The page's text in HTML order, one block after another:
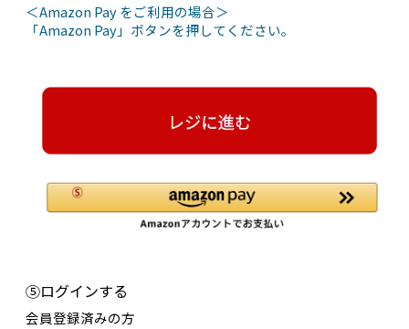
＜Amazon Pay をご利用の場合＞
「Amazon Pay」ボタンを押してください。
⑤ログインする
会員登録済みの方